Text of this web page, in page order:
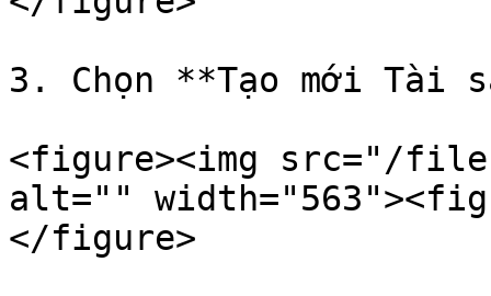
3. Chọn **Tạo mới Tài
<figure><img src="/files/
alt=""
</figure>